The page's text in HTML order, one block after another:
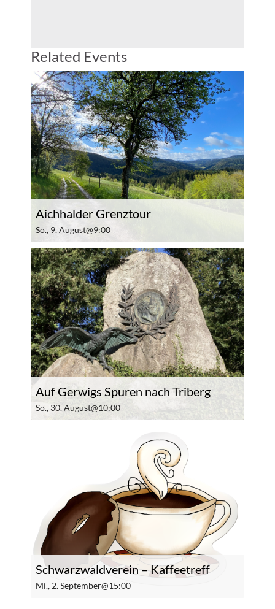
Related Events
Aichhalder Grenztour
So., 9. August@9:00
Auf Gerwigs Spuren nach Triberg
So., 30. August@10:00
Schwarzwaldverein – Kaffeetreff
Mi., 2. September@15:00